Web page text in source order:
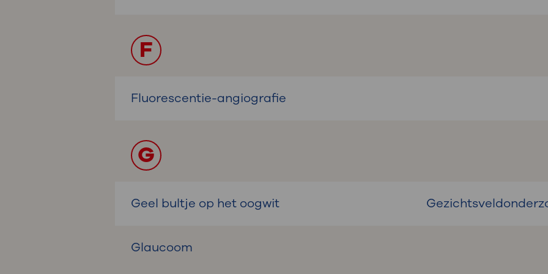
F
Fluorescentie-angiografie
G
Geel bultje op het oogwit
Glaucoom